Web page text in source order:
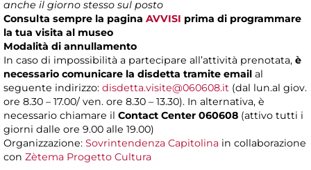
anche il giorno stesso sul posto
Consulta sempre la pagina AVVISI prima di programmare
la tua visita al museo
Modalità di annullamento
In caso di impossibilità a partecipare all’attività prenotata, è
necessario comunicare la disdetta tramite email al
seguente indirizzo: disdetta.visite@060608.it (dal lun.al giov.
ore 8.30 – 17.00/ ven. ore 8.30 – 13.30). In alternativa, è
necessario chiamare il Contact Center 060608 (attivo tutti i
giorni dalle ore 9.00 alle 19.00)
Organizzazione: Sovrintendenza Capitolina in collaborazione
con Zètema Progetto Cultura